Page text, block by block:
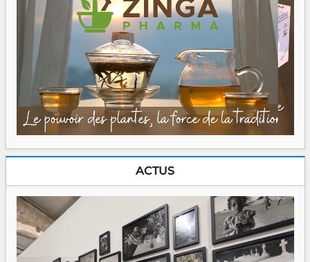
ACTUS